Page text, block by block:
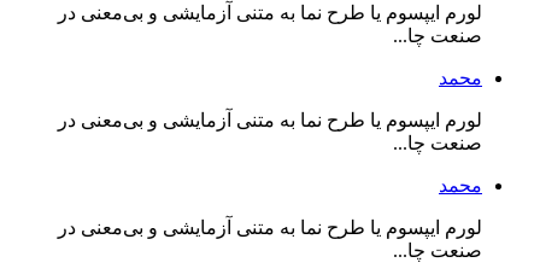
کاروان آزادینیز در بیانیه‌ای اعلام کرد که کشتی‌های
ساعت ۱:۳۵ بامداد، گزارش شد که کشتی «مادلین»
با توقیف کشتی «مادلین»، فشارهای بین‌المللی به
لورم ایپسوم یا طرح‌ نما به متنی آزمایشی و بی‌معنی در
صنعت چا...
محمد
لورم ایپسوم یا طرح‌ نما به متنی آزمایشی و بی‌معنی در
صنعت چا...
محمد
لورم ایپسوم یا طرح‌ نما به متنی آزمایشی و بی‌معنی در
صنعت چا...